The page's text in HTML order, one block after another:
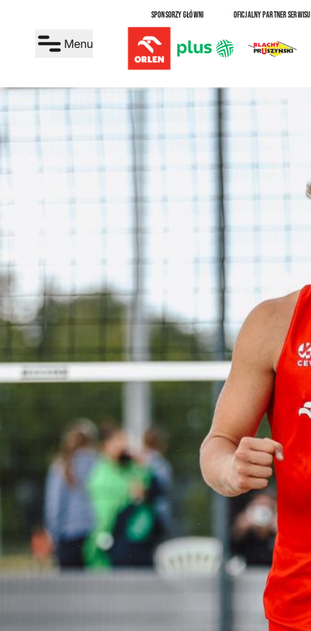
Menu
SPONSORZY GŁÓWNI OFICJALNY PARTNER SERWISU